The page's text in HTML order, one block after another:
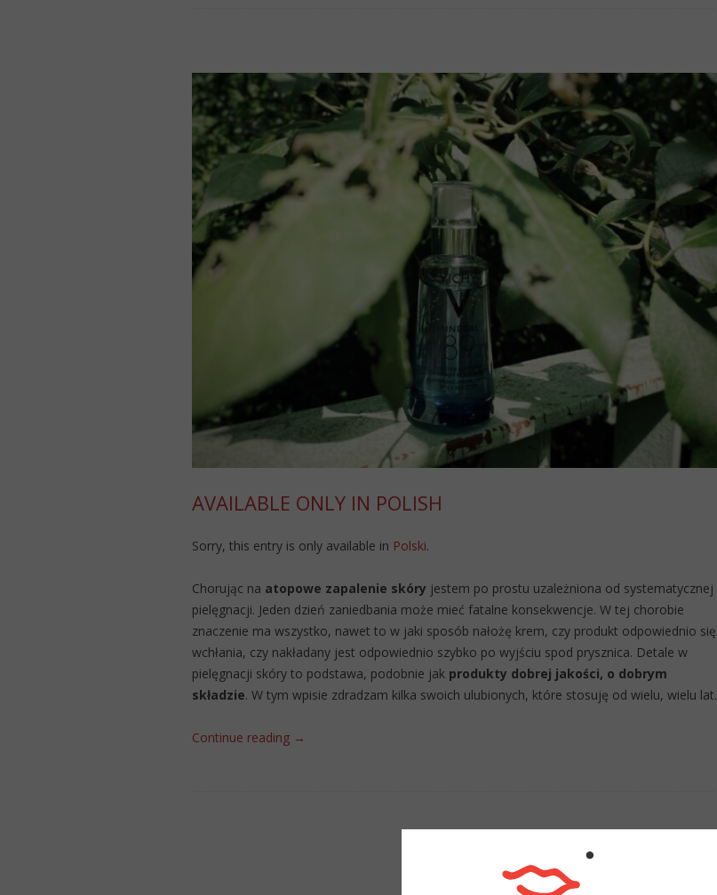
AVAILABLE ONLY IN POLISH
Sorry, this entry is only available in Polski.
Chorując na atopowe zapalenie skóry jestem po prostu uzależniona od systematycznej
pielęgnacji. Jeden dzień zaniedbania może mieć fatalne konsekwencje. W tej chorobie
znaczenie ma wszystko, nawet to w jaki sposób nałożę krem, czy produkt odpowiednio się
wchłania, czy nakładany jest odpowiednio szybko po wyjściu spod prysznica. Detale w
pielęgnacji skóry to podstawa, podobnie jak produkty dobrej jakości, o dobrym
składzie. W tym wpisie zdradzam kilka swoich ulubionych, które stosuję od wielu, wielu lat.
Continue reading →